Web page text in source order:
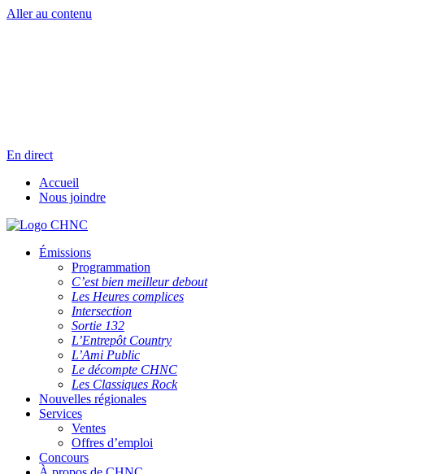
Aller au contenu
En direct
Accueil
Nous joindre
Émissions
Programmation
C’est bien meilleur debout
Les Heures complices
Intersection
Sortie 132
L’Entrepôt Country
L’Ami Public
Le décompte CHNC
Les Classiques Rock
Nouvelles régionales
Services
Ventes
Offres d’emploi
Concours